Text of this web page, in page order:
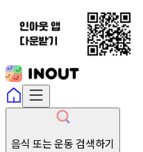
음식 또는 운동 검색하기